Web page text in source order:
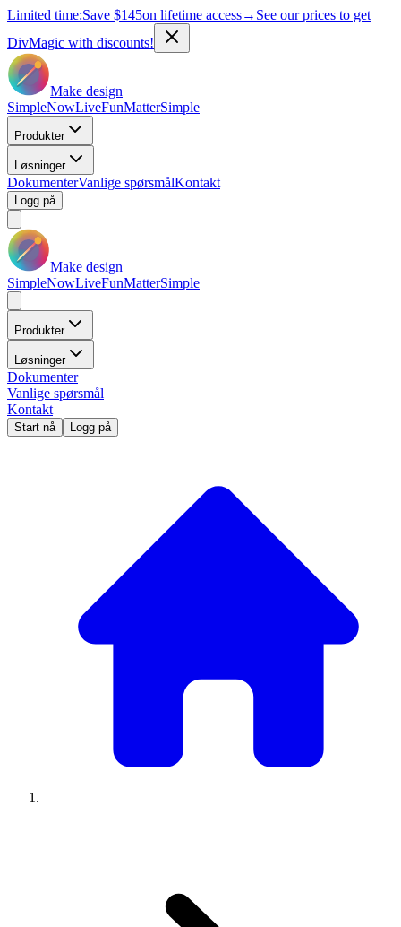
Limited time:Save $145on lifetime access→ See our prices to get
DivMagic with discounts!
Make design
SimpleNowLiveFunMatterSimple
Produkter
Løsninger
DokumenterVanlige spørsmålKontakt
Logg på
Make design
SimpleNowLiveFunMatterSimple
Produkter
Løsninger
Dokumenter
Vanlige spørsmål
Kontakt
Start nå Logg på